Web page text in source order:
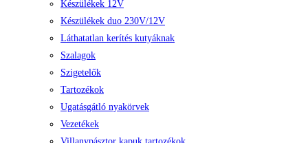
Készülékek 12V
Készülékek duo 230V/12V
Láthatatlan kerítés kutyáknak
Szalagok
Szigetelők
Tartozékok
Ugatásgátló nyakörvek
Vezetékek